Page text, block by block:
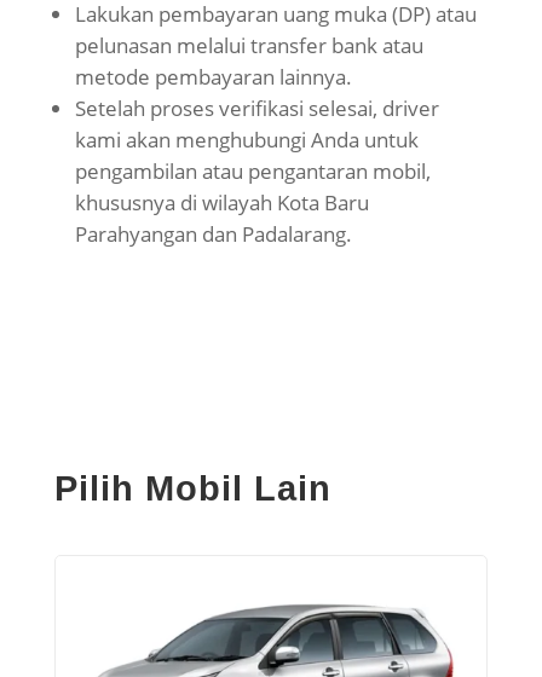
Lakukan pembayaran uang muka (DP) atau
pelunasan melalui transfer bank atau
metode pembayaran lainnya.
Setelah proses verifikasi selesai, driver
kami akan menghubungi Anda untuk
pengambilan atau pengantaran mobil,
khususnya di wilayah Kota Baru
Parahyangan dan Padalarang.
Pilih Mobil Lain